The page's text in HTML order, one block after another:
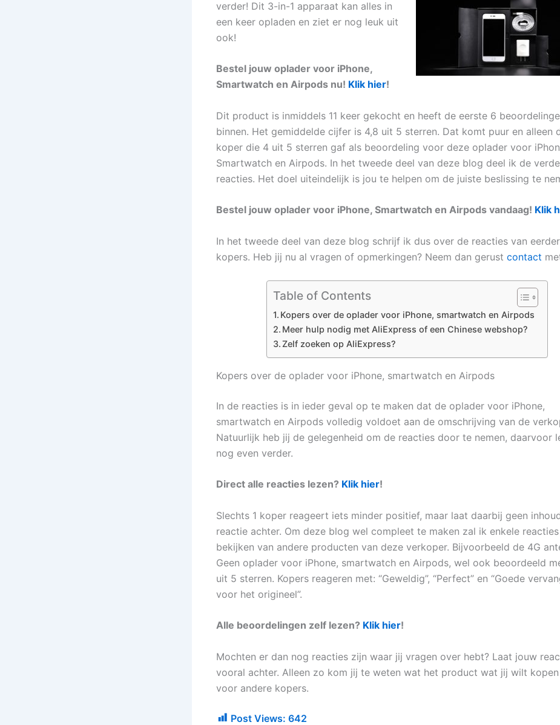
verder! Dit 3-in-1 apparaat kan alles in
een keer opladen en ziet er nog leuk uit
ook!
Bestel jouw oplader voor iPhone,
Smartwatch en Airpods nu! Klik hier!
Dit product is inmiddels 11 keer gekocht en heeft de eerste 6
binnen. Het gemiddelde cijfer is 4,8 uit 5 sterren. Dat komt puur en alleen
koper die 4 uit 5 sterren gaf als beoordeling voor deze oplader voor
Smartwatch en Airpods. In het tweede deel van deze blog deel ik de
reacties. Het doel uiteindelijk is jou te helpen om de juiste beslissing te
Bestel jouw oplader voor iPhone, Smartwatch en Airpods vandaag! Klik
In het tweede deel van deze blog schrijf ik dus over de reacties van
kopers. Heb jij nu al vragen of opmerkingen? Neem dan gerust contact
Table of Contents
Kopers over de oplader voor iPhone, smartwatch en Airpods
Meer hulp nodig met AliExpress of een Chinese webshop?
Zelf zoeken op AliExpress?
Kopers over de oplader voor iPhone, smartwatch en Airpods
In de reacties is in ieder geval op te maken dat de oplader voor iPhone,
smartwatch en Airpods volledig voldoet aan de omschrijving van de
Natuurlijk heb jij de gelegenheid om de reacties door te nemen, daarvoor
nog even verder.
Direct alle reacties lezen? Klik hier!
Slechts 1 koper reageert iets minder positief, maar laat daarbij geen
reactie achter. Om deze blog wel compleet te maken zal ik enkele reacties
bekijken van andere producten van deze verkoper. Bijvoorbeeld de 4G
Geen oplader voor iPhone, smartwatch en Airpods, wel ook beoordeeld
uit 5 sterren. Kopers reageren met: “Geweldig”, “Perfect” en “Goede
voor het origineel”.
Alle beoordelingen zelf lezen? Klik hier!
Mochten er dan nog reacties zijn waar jij vragen over hebt? Laat jouw
vooral achter. Alleen zo kom jij te weten wat het product wat jij wilt
voor andere kopers.
Post Views: 642